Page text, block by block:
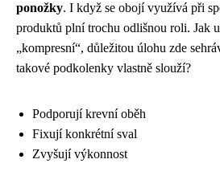
ponožky. I když se obojí využívá při
produktů plní trochu odlišnou roli. Jak
„kompresní“, důležitou úlohu zde
takové podkolenky vlastně slouží?
Podporují krevní oběh
Fixují konkrétní sval
Zvyšují výkonnost